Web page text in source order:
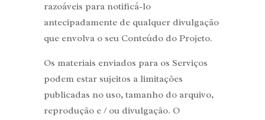
razoáveis para notificá-lo
antecipadamente de qualquer divulgação
que envolva o seu Conteúdo do Projeto.
Os materiais enviados para os Serviços
podem estar sujeitos a limitações
publicadas no uso, tamanho do arquivo,
reprodução e / ou divulgação. O